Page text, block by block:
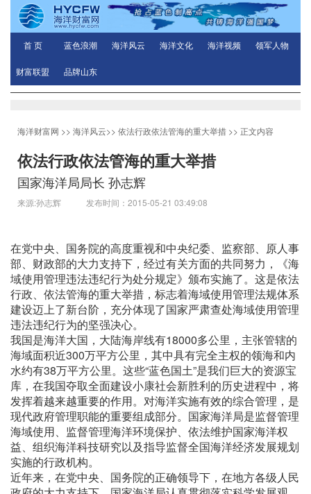
首 页 蓝色浪潮 海洋风云 海洋文化 海洋视频 领军人物
财富联盟 品牌山东
海洋财富网 >> 海洋风云>> 依法行政依法管海的重大举措 >> 正文内容
依法行政依法管海的重大举措
国家海洋局局长 孙志辉
来源:孙志辉 发布时间：2015-05-21 03:49:08
在党中央、国务院的高度重视和中央纪委、监察部、原人事
部、财政部的大力支持下，经过有关方面的共同努力，《海
域使用管理违法违纪行为处分规定》颁布实施了。这是依法
行政、依法管海的重大举措，标志着海域使用管理法规体系
建设迈上了新台阶，充分体现了国家严肃查处海域使用管理
违法违纪行为的坚强决心。
我国是海洋大国，大陆海岸线有18000多公里，主张管辖的
海域面积近300万平方公里，其中具有完全主权的领海和内
水约有38万平方公里。这些“蓝色国土”是我们巨大的资源宝
库，在我国夺取全面建设小康社会新胜利的历史进程中，将
发挥着越来越重要的作用。对海洋实施有效的综合管理，是
现代政府管理职能的重要组成部分。国家海洋局是监督管理
海域使用、监督管理海洋环境保护、依法维护国家海洋权
益、组织海洋科技研究以及指导监督全国海洋经济发展规划
实施的行政机构。
近年来，在党中央、国务院的正确领导下，在地方各级人民